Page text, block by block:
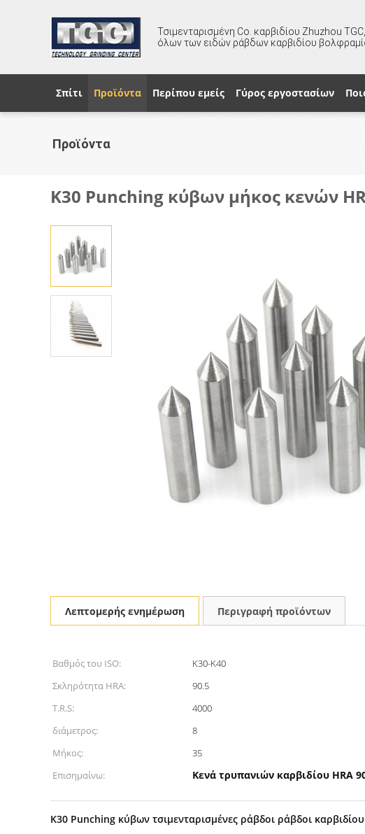
Τσιμενταρισμένη Co. καρβιδίου Zhuzhou
όλων των ειδών ράβδων καρβιδίου
Σπίτι Προϊόντα Περίπου εμείς Γύρος εργοστασίων
Προϊόντα
K30 Punching κύβων μήκος κενών
Λεπτομερής ενημέρωση Περιγραφή προϊόντων
Βαθμός του ISO: K30-K40
Σκληρότητα HRA:
90.5
T.R.S:
4000
διάμετρος:
8
Μήκος:
35
Επισημαίνω:
Κενά τρυπανιών καρβιδίου HRA
K30 Punching κύβων τσιμενταρισμένες ράβδοι ράβδοι